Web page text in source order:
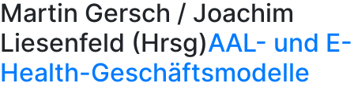
Martin Gersch / Joachim
Liesenfeld (Hrsg)AAL- und E-
Health-Geschäftsmodelle